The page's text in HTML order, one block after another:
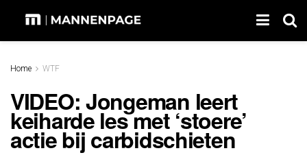
Home WTF
VIDEO: Jongeman leert
keiharde les met ‘stoere’
actie bij carbidschieten